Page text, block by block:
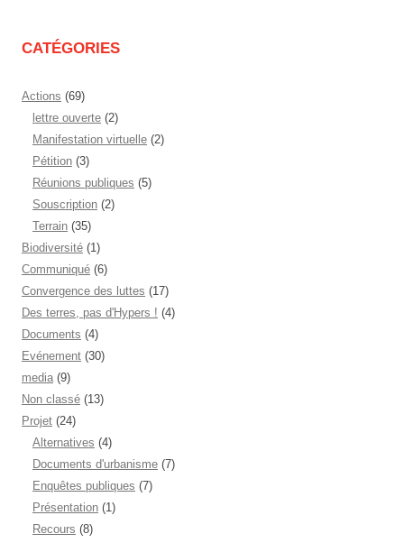
CATÉGORIES
Actions (69)
lettre ouverte (2)
Manifestation virtuelle (2)
Pétition (3)
Réunions publiques (5)
Souscription (2)
Terrain (35)
Biodiversité (1)
Communiqué (6)
Convergence des luttes (17)
Des terres, pas d'Hypers ! (4)
Documents (4)
Evénement (30)
media (9)
Non classé (13)
Projet (24)
Alternatives (4)
Documents d'urbanisme (7)
Enquêtes publiques (7)
Présentation (1)
Recours (8)